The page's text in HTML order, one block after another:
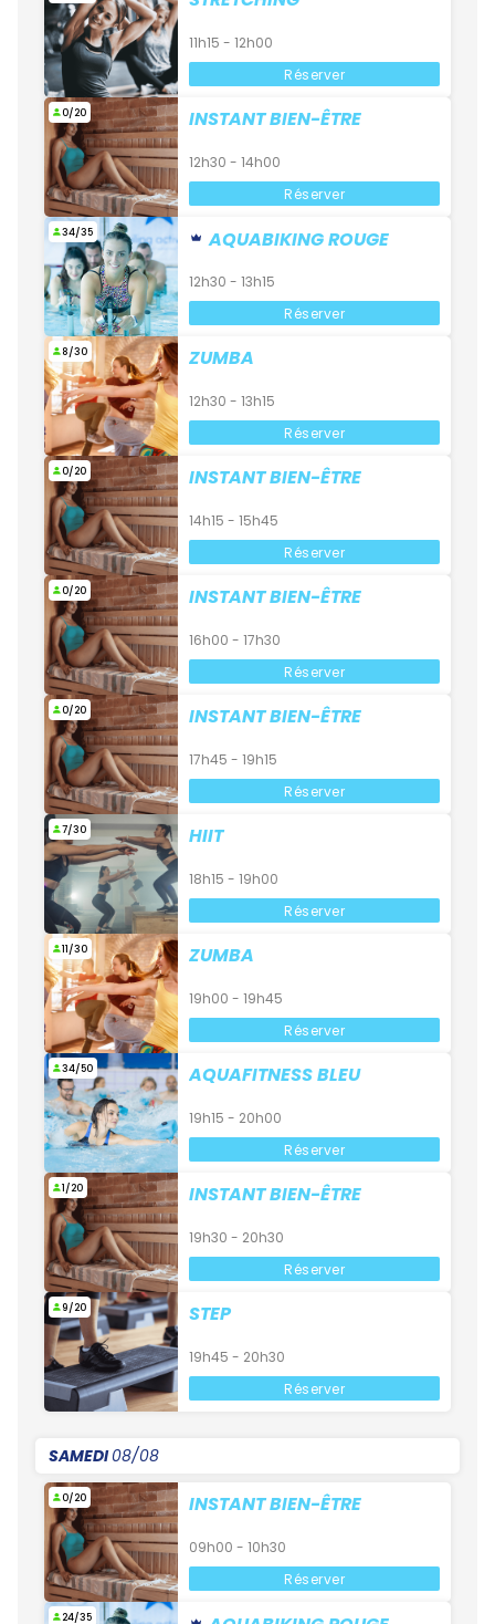
11h15 - 12h00
Réserver
0/20 INSTANT BIEN-ÊTRE
12h30 - 14h00
Réserver
34/35 AQUABIKING ROUGE
12h30 - 13h15
Réserver
8/30 ZUMBA
12h30 - 13h15
Réserver
0/20 INSTANT BIEN-ÊTRE
14h15 - 15h45
Réserver
0/20 INSTANT BIEN-ÊTRE
16h00 - 17h30
Réserver
0/20 INSTANT BIEN-ÊTRE
17h45 - 19h15
Réserver
7/30 HIIT
18h15 - 19h00
Réserver
11/30 ZUMBA
19h00 - 19h45
Réserver
34/50 AQUAFITNESS BLEU
19h15 - 20h00
Réserver
1/20 INSTANT BIEN-ÊTRE
19h30 - 20h30
Réserver
9/20 STEP
19h45 - 20h30
Réserver
SAMEDI08/08
0/20 INSTANT BIEN-ÊTRE
09h00 - 10h30
Réserver
24/35